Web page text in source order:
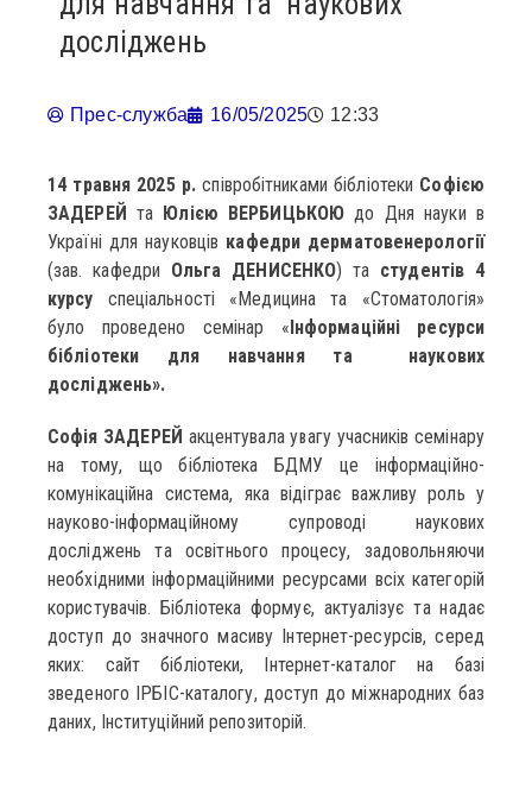
досліджень
Прес-служба 16/05/2025 12:33
14 травня 2025 р.співробітниками бібліотеки Софією
ЗАДЕРЕЙ та Юлією ВЕРБИЦЬКОЮ до Дня науки в
Україні для науковців кафедри дерматовенерології
(зав. кафедри Ольга ДЕНИСЕНКО) та студентів 4
курсу спеціальності «Медицина та «Стоматологія»
було проведено семінар «Інформаційні ресурси
бібліотеки для навчання та
наукових
досліджень».
Софія ЗАДЕРЕЙ акцентувала увагу учасників семінару
на тому, що бібліотека БДМУ це інформаційно-
комунікаційна система, яка відіграє важливу роль у
науково-інформаційному супроводі наукових
досліджень та освітнього процесу, задовольняючи
необхідними інформаційними ресурсами всіх категорій
користувачів. Бібліотека формує, актуалізує та надає
доступ до значного масиву Інтернет-ресурсів, серед
яких: сайт бібліотеки, Інтернет-каталог на базі
зведеного ІРБІС-каталогу, доступ до міжнародних баз
даних, Інституційний репозиторій.